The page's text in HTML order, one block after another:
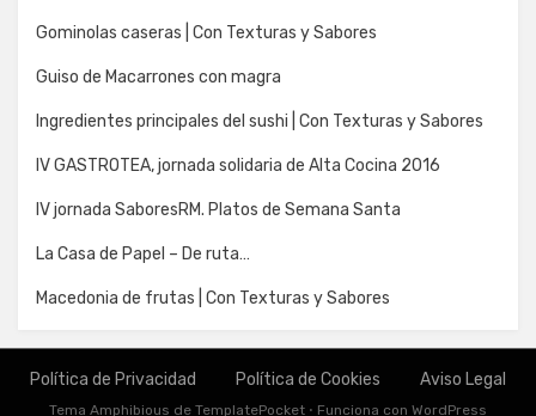
Gominolas caseras | Con Texturas y Sabores
Guiso de Macarrones con magra
Ingredientes principales del sushi | Con Texturas y Sabores
IV GASTROTEA, jornada solidaria de Alta Cocina 2016
IV jornada SaboresRM. Platos de Semana Santa
La Casa de Papel – De ruta…
Macedonia de frutas | Con Texturas y Sabores
Política de Privacidad Política de Cookies Aviso Legal
Tema Amphibious de TemplatePocket ⋅ Funciona con WordPress